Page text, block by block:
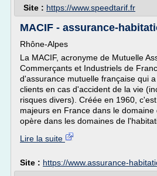
Site : https://www.speedtarif.fr
MACIF - assurance-
Rhône-Alpes
La MACIF, acronyme de Mutuelle
Commerçants et Industriels de
d'assurance mutuelle française qui
clients en cas d'accident de la vie
risques divers). Créée en 1960,
majeurs en France dans le
opère dans les domaines de
Lire la suite
Site : https://www.assurance-